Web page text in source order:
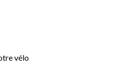
vélo